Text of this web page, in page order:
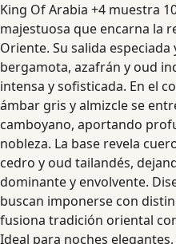
King Of Arabia +4 muestra
majestuosa que encarna la
Oriente. Su salida
bergamota, azafrán y oud
intensa y sofisticada. En el
ámbar gris y almizcle se
camboyano, aportando
nobleza. La base revela
cedro y oud tailandés,
dominante y envolvente.
buscan imponerse con
fusiona tradición oriental
Ideal para noches